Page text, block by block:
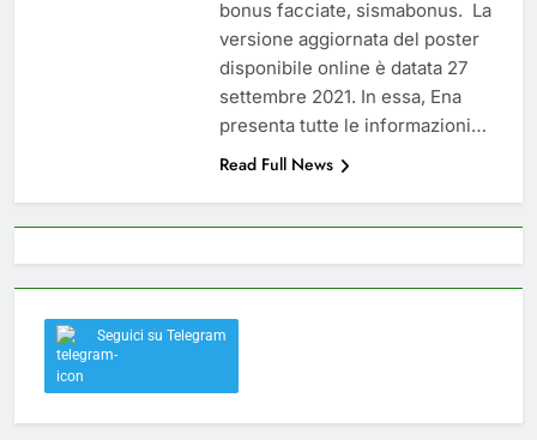
messaggio sui cellulari anche a
Savignano
2 Anni Ago
bonus facciate, sismabonus. La
versione aggiornata del poster
disponibile online è datata 27
settembre 2021. In essa, Ena
presenta tutte le informazioni…
Read Full News
Seguici su Telegram